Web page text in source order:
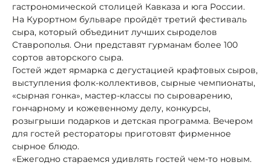
гастрономической столицей Кавказа и юга России.
На Курортном бульваре пройдёт третий фестиваль
сыра, который объединит лучших сыроделов
Ставрополья. Они представят гурманам более 100
сортов авторского сыра.
Гостей ждет ярмарка с дегустацией крафтовых сыров,
выступления фолк-коллективов, сырные чемпионаты,
«сырная гонка», мастер-классы по сыроварению,
гончарному и кожевенному делу, конкурсы,
розыгрыши подарков и детская программа. Вечером
для гостей рестораторы приготовят фирменное
сырное блюдо.
«Ежегодно стараемся удивлять гостей чем-то новым.